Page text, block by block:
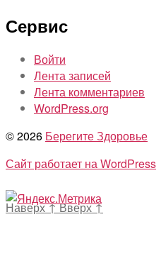
Сервис
Войти
Лента записей
Лента комментариев
WordPress.org
© 2026 Берегите Здоровье
Сайт работает на WordPress
Наверх↑Вверх↑